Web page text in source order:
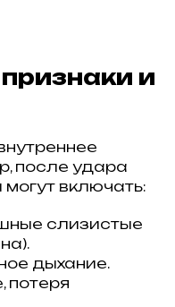
и
после удара
включать:
слизистые
дыхание.
потеря